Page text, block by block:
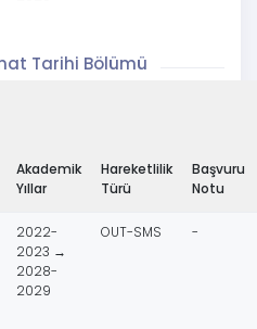
Tarihi Bölümü
Akademik
Yıllar
Hareketlilik
Türü
Başvuru
Notu
2022-
2023 →
2028-
2029
OUT-SMS -